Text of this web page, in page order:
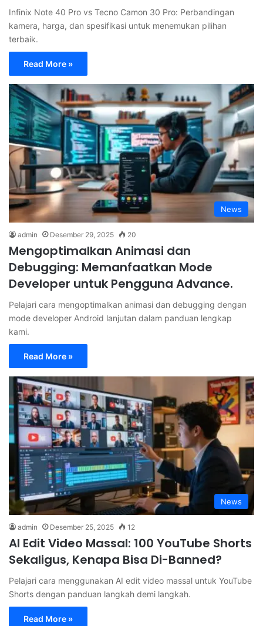
Infinix Note 40 Pro vs Tecno Camon 30 Pro: Perbandingan
kamera, harga, dan spesifikasi untuk menemukan pilihan
terbaik.
Read More »
News
admin Desember 29, 2025 20
Mengoptimalkan Animasi dan
Debugging: Memanfaatkan Mode
Developer untuk Pengguna Advance.
Pelajari cara mengoptimalkan animasi dan debugging dengan
mode developer Android lanjutan dalam panduan lengkap
kami.
Read More »
News
admin Desember 25, 2025 12
AI Edit Video Massal: 100 YouTube Shorts
Sekaligus, Kenapa Bisa Di-Banned?
Pelajari cara menggunakan AI edit video massal untuk YouTube
Shorts dengan panduan langkah demi langkah.
Read More »